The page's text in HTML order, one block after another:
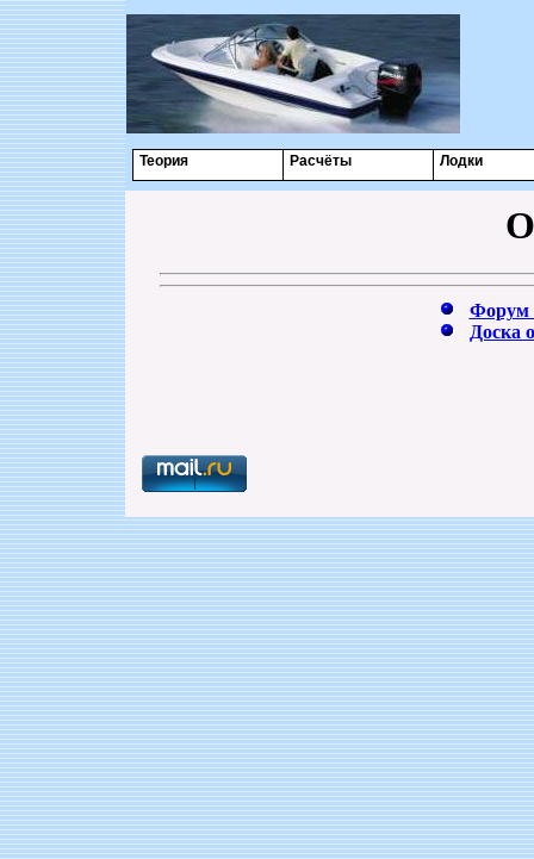
Теория Расчёты Лодки
Форум
Доска